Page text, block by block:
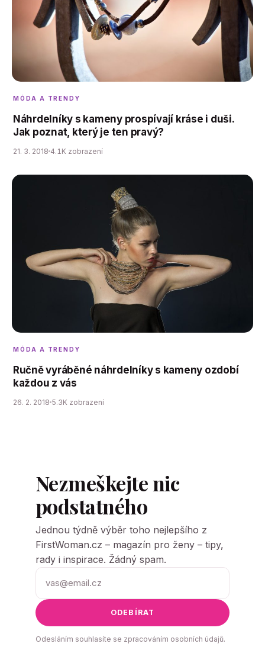
MÓDA A TRENDY
Náhrdelníky s kameny prospívají kráse i duši.
Jak poznat, který je ten pravý?
21. 3. 2018 4.1K zobrazení
MÓDA A TRENDY
Ručně vyráběné náhrdelníky s kameny ozdobí
každou z vás
26. 2. 2018 5.3K zobrazení
Nezmeškejte nic
podstatného
Jednou týdně výběr toho nejlepšího z
FirstWoman.cz – magazín pro ženy – tipy,
rady i inspirace. Žádný spam.
ODEBÍRAT
Odesláním souhlasíte se zpracováním osobních údajů.